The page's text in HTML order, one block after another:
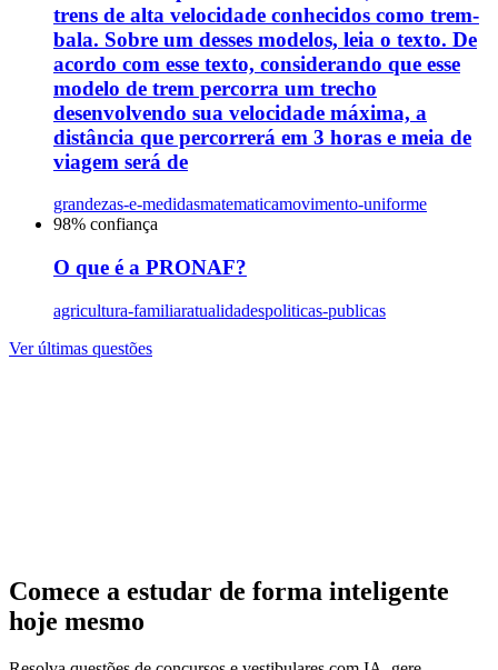
trens de alta velocidade conhecidos como trem-
bala. Sobre um desses modelos, leia o texto. De
acordo com esse texto, considerando que esse
modelo de trem percorra um trecho
desenvolvendo sua velocidade máxima, a
distância que percorrerá em 3 horas e meia de
viagem será de
grandezas-e-medidasmatematicamovimento-uniforme
98% confiança
O que é a PRONAF?
agricultura-familiaratualidadespoliticas-publicas
Ver últimas questões
Comece a estudar de forma inteligente
hoje mesmo